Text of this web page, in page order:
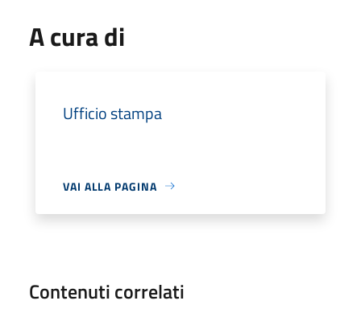
A cura di
Ufficio stampa
VAI ALLA PAGINA
Contenuti correlati